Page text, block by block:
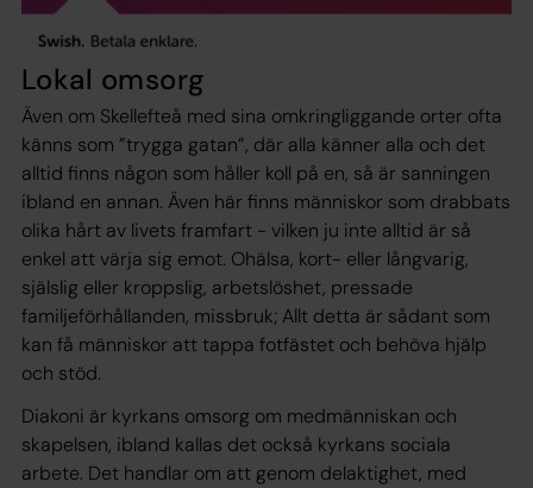
Lokal omsorg
Även om Skellefteå med sina omkringliggande orter ofta
känns som ”trygga gatan”, där alla känner alla och det
alltid finns någon som håller koll på en, så är sanningen
ibland en annan. Även här finns människor som drabbats
olika hårt av livets framfart - vilken ju inte alltid är så
enkel att värja sig emot. Ohälsa, kort- eller långvarig,
själslig eller kroppslig, arbetslöshet, pressade
familjeförhållanden, missbruk; Allt detta är sådant som
kan få människor att tappa fotfästet och behöva hjälp
och stöd.
Diakoni är kyrkans omsorg om medmänniskan och
skapelsen, ibland kallas det också kyrkans sociala
arbete. Det handlar om att genom delaktighet, med